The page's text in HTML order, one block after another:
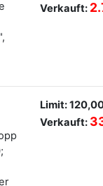
Verkauft:
Limit:
Verkauft: